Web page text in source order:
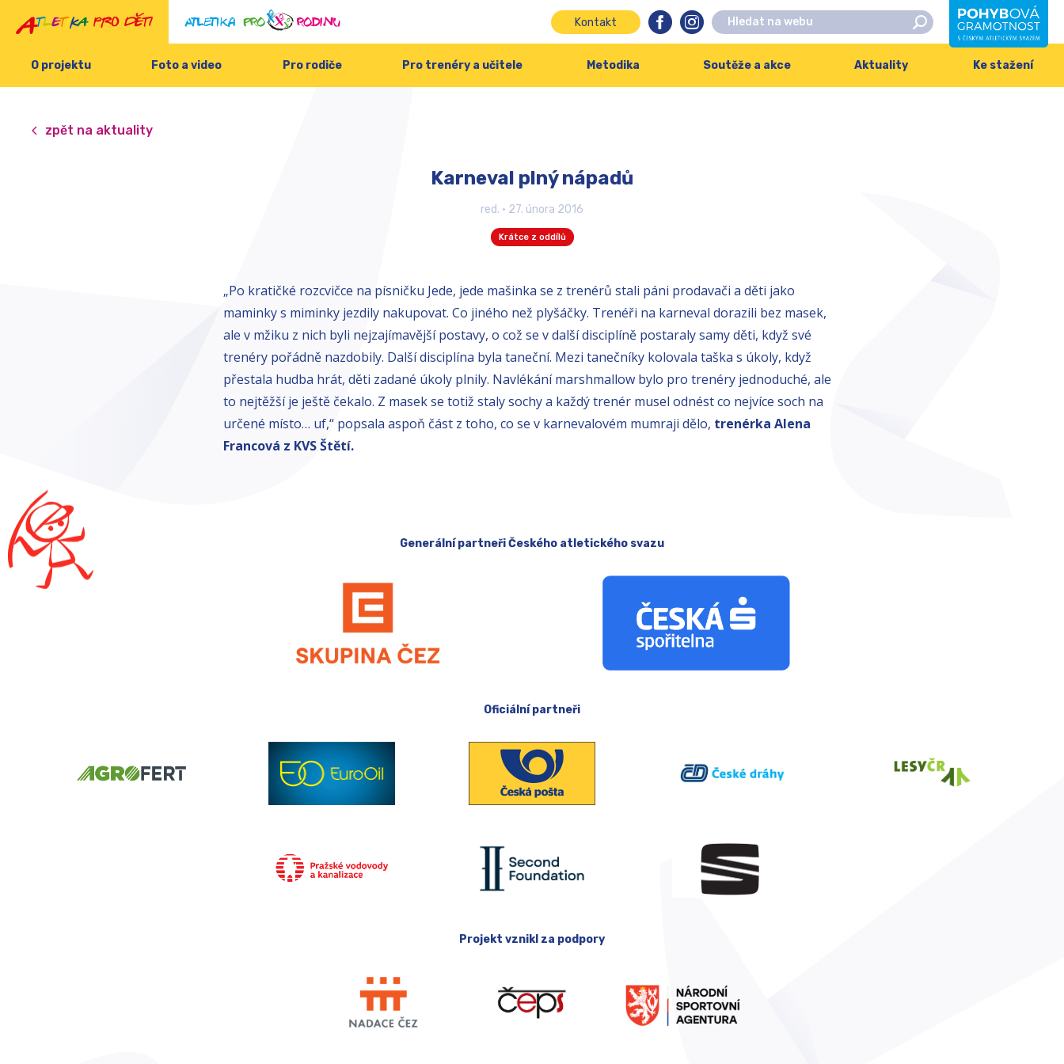
Kontakt
O projektu Foto a video Pro rodiče Pro trenéry a učitele Metodika Soutěže a akce Aktuality Ke stažení
zpět na aktuality
Karneval plný nápadů
red. • 27. února 2016
Krátce z oddílů
„Po kratičké rozcvičce na písničku Jede, jede mašinka se z trenérů stali páni prodavači a děti jako
maminky s miminky jezdily nakupovat. Co jiného než plyšáčky. Trenéři na karneval dorazili bez masek,
ale v mžiku z nich byli nejzajímavější postavy, o což se v další disciplíně postaraly samy děti, když své
trenéry pořádně nazdobily. Další disciplína byla taneční. Mezi tanečníky kolovala taška s úkoly, když
přestala hudba hrát, děti zadané úkoly plnily. Navlékání marshmallow bylo pro trenéry jednoduché, ale
to nejtěžší je ještě čekalo. Z masek se totiž staly sochy a každý trenér musel odnést co nejvíce soch na
určené místo… uf,“ popsala aspoň část z toho, co se v karnevalovém mumraji dělo, trenérka Alena
Francová z KVS Štětí.
Generální partneři Českého atletického svazu
Oficiální partneři
Projekt vznikl za podpory